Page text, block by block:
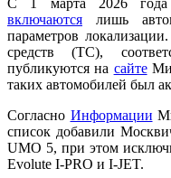
С 1 марта 2026 года
включаются лишь
параметров
средств (ТС),
публикуются на сайте
таких автомобилей был
Согласно Информации
список добавили
UMO 5, при этом
Evolute I-PRO и I-JET.